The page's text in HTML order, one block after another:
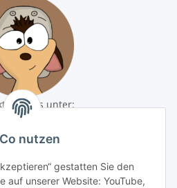
nutzen
gestatten Sie den
auf unserer Website: YouTube,
uns unter:
66699899